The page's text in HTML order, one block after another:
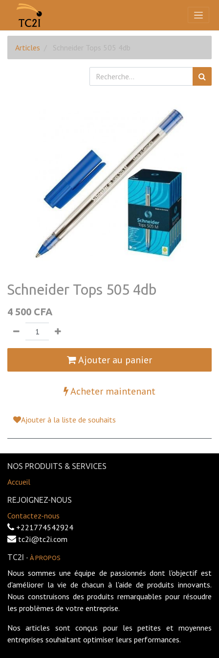
Articles Schneider Tops 505 4db
Schneider Tops 505 4db
4 500 CFA
Ajouter au panier
Acheter maintenant
Ajouter à la liste de souhaits
NOS PRODUITS & SERVICES
Accueil
REJOIGNEZ-NOUS
Contactez-nous
+221774542924
tc2i@tc2i.com
TC2I - À PROPOS
Nous sommes une équipe de passionnés dont l'objectif est
d'améliorer la vie de chacun à l'aide de produits innovants.
Nous construisons des produits remarquables pour résoudre
les problèmes de votre entreprise.
Nos articles sont conçus pour les petites et moyennes
entreprises souhaitant optimiser leurs performances.